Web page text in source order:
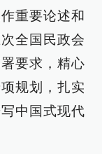
重要论述和
全国民政会
要求，精心
规划，扎实
中国式现代